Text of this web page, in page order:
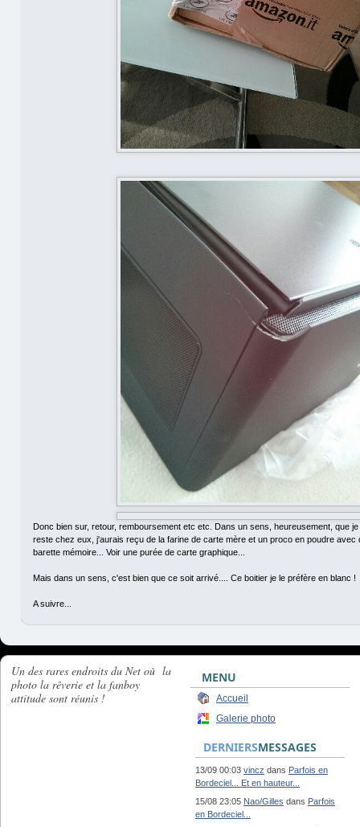
Donc bien sur, retour, remboursement etc etc. Dans un sens, heureusement, que
reste chez eux, j'aurais reçu de la farine de carte mère et un proco en poudre avec
barette mémoire... Voir une purée de carte graphique...
Mais dans un sens, c'est bien que ce soit arrivé.... Ce boitier je le préfère en blanc !
A suivre...
Un des rares endroits du Net où la
photo la rêverie et la fanboy
attitude sont réunis !
MENU
Accueil
Galerie photo
DERNIERSMESSAGES
13/09 00:03 vincz dans Parfois en
Bordeciel... Et en hauteur...
15/08 23:05 Nao/Gilles dans Parfois
en Bordeciel...